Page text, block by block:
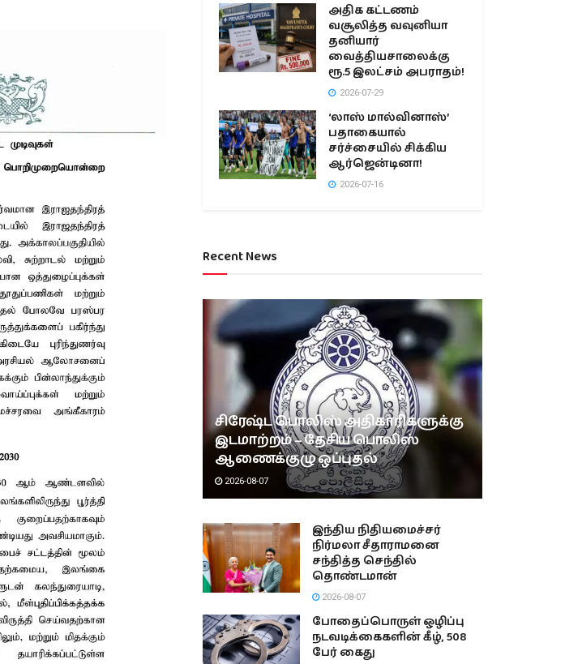
அதிக கட்டணம்
வசூலித்த வவுனியா
தனியார்
வைத்தியசாலைக்கு
ரூ.5 இலட்சம் அபராதம்!
2026-07-29
‘லாஸ் மால்வினாஸ்’
பதாகையால்
சர்ச்சையில் சிக்கிய
ஆர்ஜென்டினா!
2026-07-16
Recent News
சிரேஷ்ட பொலிஸ் அதிகாரிகளுக்கு
இடமாற்றம் – தேசிய பொலிஸ்
ஆணைக்குழு ஒப்புதல்
2026-08-07
இந்திய நிதியமைச்சர்
நிர்மலா சீதாராமனை
சந்தித்த செந்தில்
தொண்டமான்
2026-08-07
போதைப்பொருள் ஒழிப்பு
நடவடிக்கைகளின் கீழ், 508
பேர் கைது